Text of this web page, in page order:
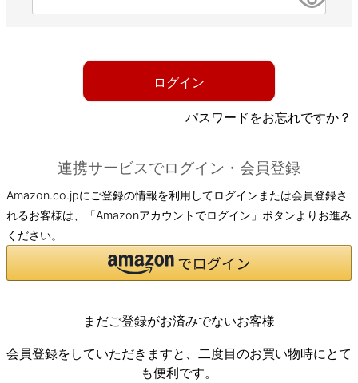
必
ログイン
パスワードをお忘れですか？
連携サービスでログイン・会員登録
Amazon.co.jpにご登録の情報を利用してログインまたは会員登録さ
れるお客様は、「Amazonアカウントでログイン」ボタンよりお進み
ください。
まだご登録がお済みでないお客様
会員登録をしていただきますと、二度目のお買い物時にとて
も便利です。